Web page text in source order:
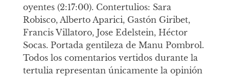
oyentes (2:17:00). Contertulios: Sara
Robisco, Alberto Aparici, Gastón Giribet,
Francis Villatoro, Jose Edelstein, Héctor
Socas. Portada gentileza de Manu Pombrol.
Todos los comentarios vertidos durante la
tertulia representan únicamente la opinión